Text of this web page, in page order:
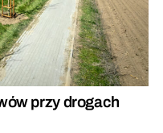
przy drogach